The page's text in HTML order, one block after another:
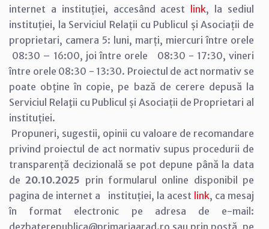
internet a instituției, accesând acest link, la sediul
instituției, la Serviciul Relații cu Publicul și Asociații de
proprietari, camera 5: luni, marți, miercuri între orele
08:30 – 16:00, joi între orele 08:30 - 17:30, vineri
între orele 08:30 - 13:30. Proiectul de act normativ se
poate obține în copie, pe bază de cerere depusă la
Serviciul Relaţii cu Publicul și Asociații de Proprietari al
instituției.
Propuneri, sugestii, opinii cu valoare de recomandare
privind proiectul de act normativ supus procedurii de
transparență decizională se pot depune până la data
de 20.10.2025 prin formularul online disponibil pe
pagina de internet a instituției, la acest link, ca mesaj
în format electronic pe adresa de e-mail:
dezbaterepublica@primariaarad.ro sau prin poștă, pe